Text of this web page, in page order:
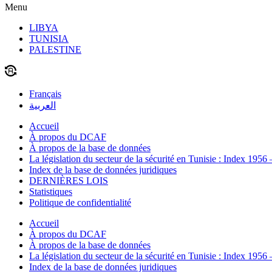
Menu
LIBYA
TUNISIA
PALESTINE
Français
العربية
Accueil
À propos du DCAF
À propos de la base de données
La législation du secteur de la sécurité en Tunisie : Index 1956
Index de la base de données juridiques
DERNIÈRES LOIS
Statistiques
Politique de confidentialité
Accueil
À propos du DCAF
À propos de la base de données
La législation du secteur de la sécurité en Tunisie : Index 1956
Index de la base de données juridiques